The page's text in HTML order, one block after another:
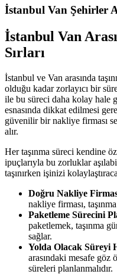
İstanbul Van Şehirler
İstanbul Van
Sırları
İstanbul ve Van arasında
olduğu kadar zorlayıcı bir
ile bu süreci daha kolay hale
esnasında dikkat edilmesi
güvenilir bir nakliye firması
alır.
Her taşınma süreci kendine
ipuçlarıyla bu zorluklar
taşınırken işinizi
Doğru Nakliye
nakliye firması,
Paketleme Sürecini
paketlemek, taşınma
sağlar.
Yolda Olacak Süreyi
arasındaki mesafe
süreleri planlanmalıdır.